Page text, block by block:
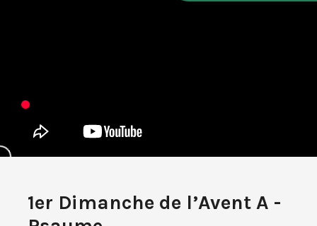
1er Dimanche de l’Avent A -